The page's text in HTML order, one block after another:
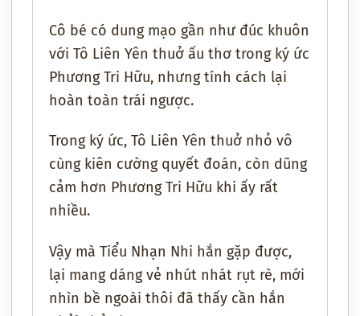
Cô bé có dung mạo gần như đúc khuôn
với Tô Liên Yên thuở ấu thơ trong ký ức
Phương Tri Hữu, nhưng tính cách lại
hoàn toàn trái ngược.
Trong ký ức, Tô Liên Yên thuở nhỏ vô
cùng kiên cường quyết đoán, còn dũng
cảm hơn Phương Tri Hữu khi ấy rất
nhiều.
Vậy mà Tiểu Nhạn Nhi hắn gặp được,
lại mang dáng vẻ nhút nhát rụt rè, mới
nhìn bề ngoài thôi đã thấy cần hắn